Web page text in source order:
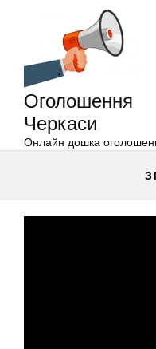
Оголошення
Черкаси
Онлайн дошка